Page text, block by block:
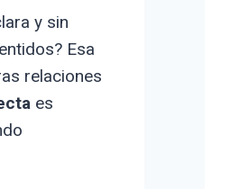
y sin
Esa
relaciones
es